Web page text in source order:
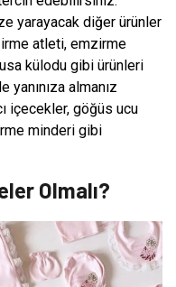
yarayacak diğer ürünler
atleti, emzirme
külodu gibi ürünleri
almanız
içecekler, göğüs ucu
minderi gibi
Olmalı?